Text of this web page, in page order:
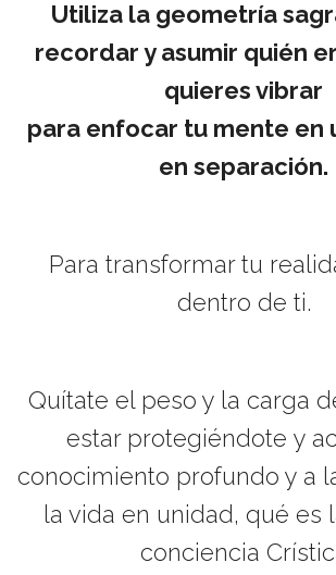
Utiliza la geometría
recordar y asumir quién
quieres vibrar
para enfocar tu mente en
en separación.
Para transformar tu
dentro de ti.
Quítate el peso y la carga
estar protegiéndote y
conocimiento profundo y a
la vida en unidad, qué es
conciencia